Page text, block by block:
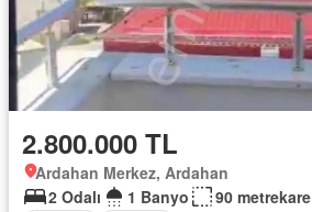
2.800.000 TL
Ardahan Merkez, Ardahan
2 Odalı
1 Banyo
90 metrekare